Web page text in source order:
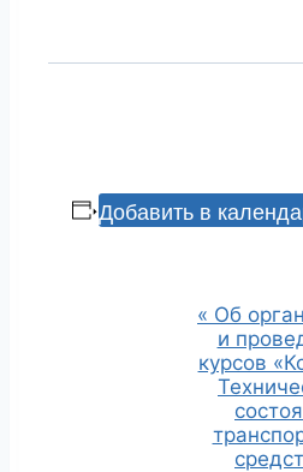
Добавить в
« Об
и
курсов